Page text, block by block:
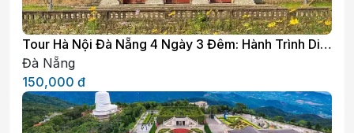
Tour Hà Nội Đà Nẵng 4 Ngày 3 Đêm: Hành Trình Di
Sản Đà Nẵng - Hội An - Huế - Cù Lao Chàm
Đà Nẵng
150,000 đ